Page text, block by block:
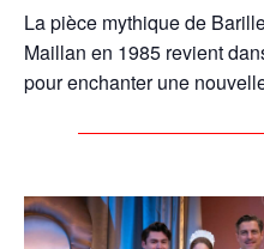
La pièce mythique de
Maillan en 1985 revient
pour enchanter une